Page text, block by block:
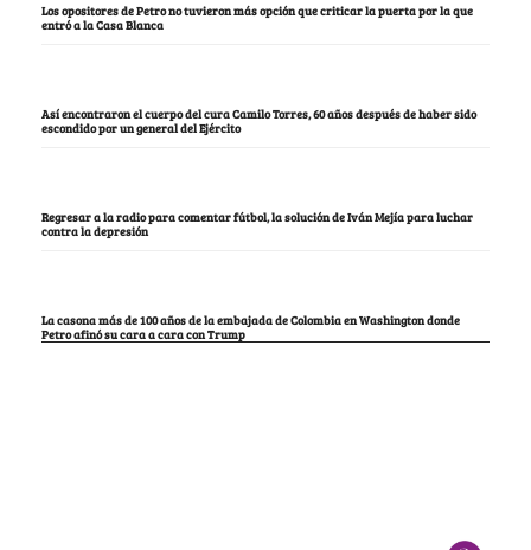
Los opositores de Petro no tuvieron más opción que criticar la puerta por la que
entró a la Casa Blanca
Así encontraron el cuerpo del cura Camilo Torres, 60 años después de haber sido
escondido por un general del Ejército
Regresar a la radio para comentar fútbol, la solución de Iván Mejía para luchar
contra la depresión
La casona más de 100 años de la embajada de Colombia en Washington donde
Petro afinó su cara a cara con Trump